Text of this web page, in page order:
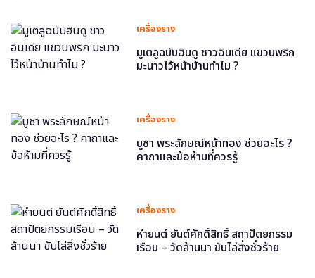
เครื่องราง
มูเตลูฉบับฮินดู ชาวอินเดีย แขวนพริก
มะนาวไว้หน้าบ้านทำไม ?
เครื่องราง
บูชา พระลักษณ์หน้าทอง ช่วยอะไร ?
คาถาและข้อห้ามที่ควรรู้
เครื่องราง
หำยนต์ ยันต์ศักดิ์สิทธิ์ สถาปัตยกรรม
เรือน – วัดล้านนา ขับไล่สิ่งชั่วร้าย